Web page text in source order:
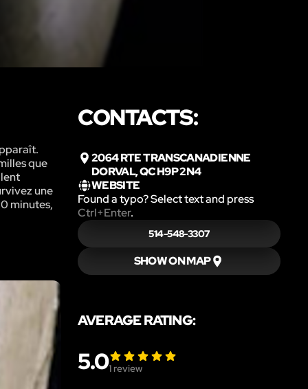
que
une
minutes,
CONTACTS:
2064 RTE TRANSCANADIENNE
DORVAL, QC H9P 2N4
WEBSITE
Found a typo? Select text and press
Ctrl+Enter.
514-548-3307
SHOW ON MAP
AVERAGE RATING:
5.01 review